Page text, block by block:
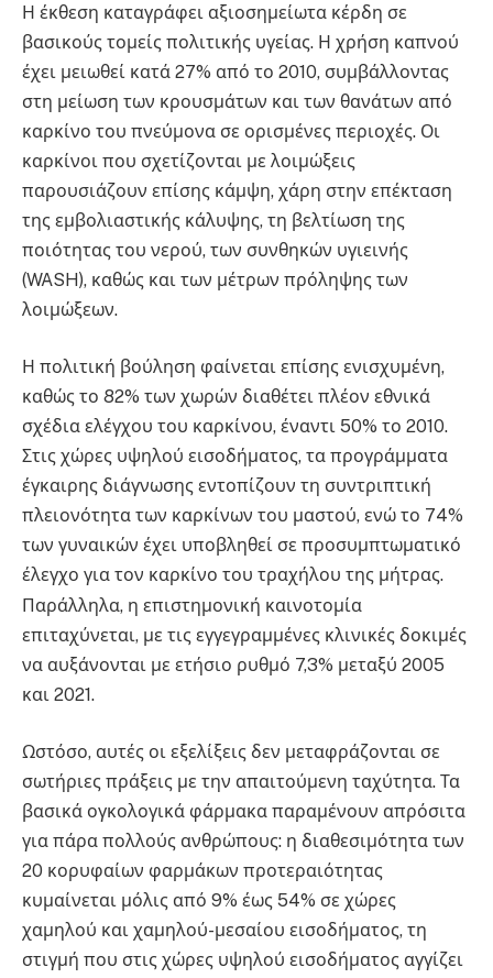
Η έκθεση καταγράφει αξιοσημείωτα κέρδη σε
βασικούς τομείς πολιτικής υγείας. Η χρήση καπνού
έχει μειωθεί κατά 27% από το 2010, συμβάλλοντας
στη μείωση των κρουσμάτων και των θανάτων από
καρκίνο του πνεύμονα σε ορισμένες περιοχές. Οι
καρκίνοι που σχετίζονται με λοιμώξεις
παρουσιάζουν επίσης κάμψη, χάρη στην επέκταση
της εμβολιαστικής κάλυψης, τη βελτίωση της
ποιότητας του νερού, των συνθηκών υγιεινής
(WASH), καθώς και των μέτρων πρόληψης των
λοιμώξεων.
Η πολιτική βούληση φαίνεται επίσης ενισχυμένη,
καθώς το 82% των χωρών διαθέτει πλέον εθνικά
σχέδια ελέγχου του καρκίνου, έναντι 50% το 2010.
Στις χώρες υψηλού εισοδήματος, τα προγράμματα
έγκαιρης διάγνωσης εντοπίζουν τη συντριπτική
πλειονότητα των καρκίνων του μαστού, ενώ το 74%
των γυναικών έχει υποβληθεί σε προσυμπτωματικό
έλεγχο για τον καρκίνο του τραχήλου της μήτρας.
Παράλληλα, η επιστημονική καινοτομία
επιταχύνεται, με τις εγγεγραμμένες κλινικές δοκιμές
να αυξάνονται με ετήσιο ρυθμό 7,3% μεταξύ 2005
και 2021.
Ωστόσο, αυτές οι εξελίξεις δεν μεταφράζονται σε
σωτήριες πράξεις με την απαιτούμενη ταχύτητα. Τα
βασικά ογκολογικά φάρμακα παραμένουν απρόσιτα
για πάρα πολλούς ανθρώπους: η διαθεσιμότητα των
20 κορυφαίων φαρμάκων προτεραιότητας
κυμαίνεται μόλις από 9% έως 54% σε χώρες
χαμηλού και χαμηλού-μεσαίου εισοδήματος, τη
στιγμή που στις χώρες υψηλού εισοδήματος αγγίζει